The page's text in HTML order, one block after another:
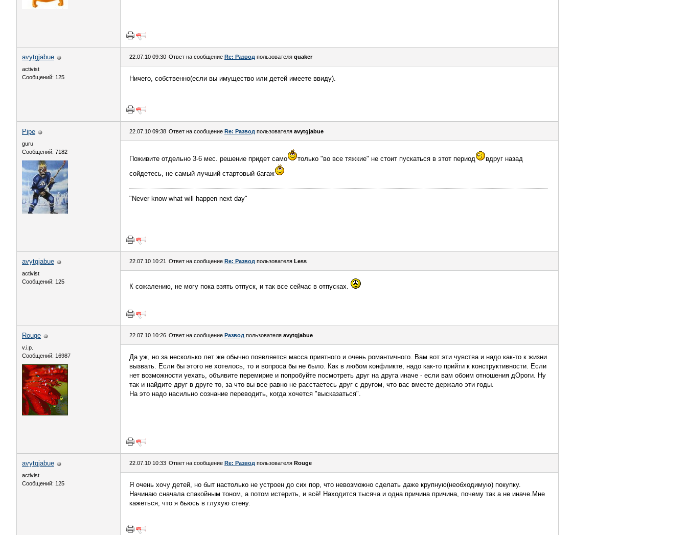
avytgjabue
activist
Сообщений: 125
22.07.10 09:30 Ответ на сообщение Re: Развод пользователя quaker
Ничего, собственно(если вы имущество или детей имеете ввиду).
Pipe
guru
Сообщений: 7182
22.07.10 09:38 Ответ на сообщение Re: Развод пользователя avytgjabue
Поживите отдельно 3-6 мес. решение придет само только "во все тяжкие" не стоит пускаться в этот период
вдруг назад
сойдетесь, не самый лучший стартовый багаж
"Never know what will happen next day"
avytgjabue
activist
Сообщений: 125
22.07.10 10:21 Ответ на сообщение Re: Развод пользователя Less
К сожалению, не могу пока взять отпуск, и так все сейчас в отпусках.
Rouge
v.i.p.
Сообщений: 16987
22.07.10 10:26 Ответ на сообщение Развод пользователя avytgjabue
Да уж, но за несколько лет же обычно появляется масса приятного и очень романтичного. Вам вот эти чувства и надо как-то к жизни
вызвать. Если бы этого не хотелось, то и вопроса бы не было. Как в любом конфликте, надо как-то прийти к конструктивности. Если
нет возможности уехать, объявите перемирие и попробуйте посмотреть друг на друга иначе - если вам обоим отношения дОроги. Ну
так и найдите друг в друге то, за что вы все равно не расстаетесь друг с другом, что вас вместе держало эти годы.
На это надо насильно сознание переводить, когда хочется "высказаться".
avytgjabue
activist
Сообщений: 125
22.07.10 10:33 Ответ на сообщение Re: Развод пользователя Rouge
Я очень хочу детей, но быт настолько не устроен до сих пор, что невозможно сделать даже крупную(необходимую) покупку.
Начинаю сначала спакойным тоном, а потом истерить, и всё! Находится тысяча и одна причина причина, почему так а не иначе.Мне
кажеться, что я бьюсь в глухую стену.